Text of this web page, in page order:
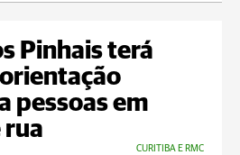
Pinhais terá
pessoas em
rua
CURITIBA E RMC